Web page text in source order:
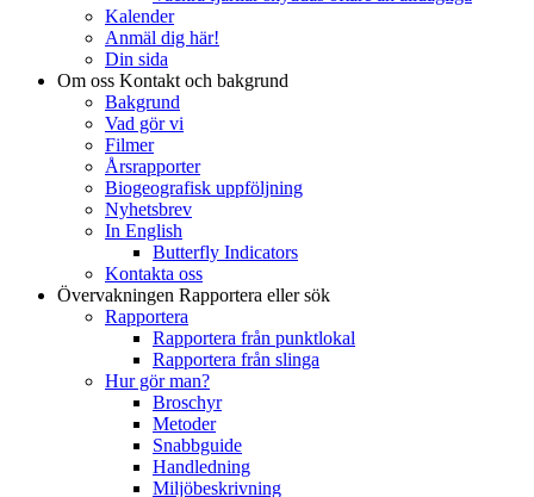
Kalender
Anmäl dig här!
Din sida
Om oss Kontakt och bakgrund
Bakgrund
Vad gör vi
Filmer
Årsrapporter
Biogeografisk uppföljning
Nyhetsbrev
In English
Butterfly Indicators
Kontakta oss
Övervakningen Rapportera eller sök
Rapportera
Rapportera från punktlokal
Rapportera från slinga
Hur gör man?
Broschyr
Metoder
Snabbguide
Handledning
Miljöbeskrivning